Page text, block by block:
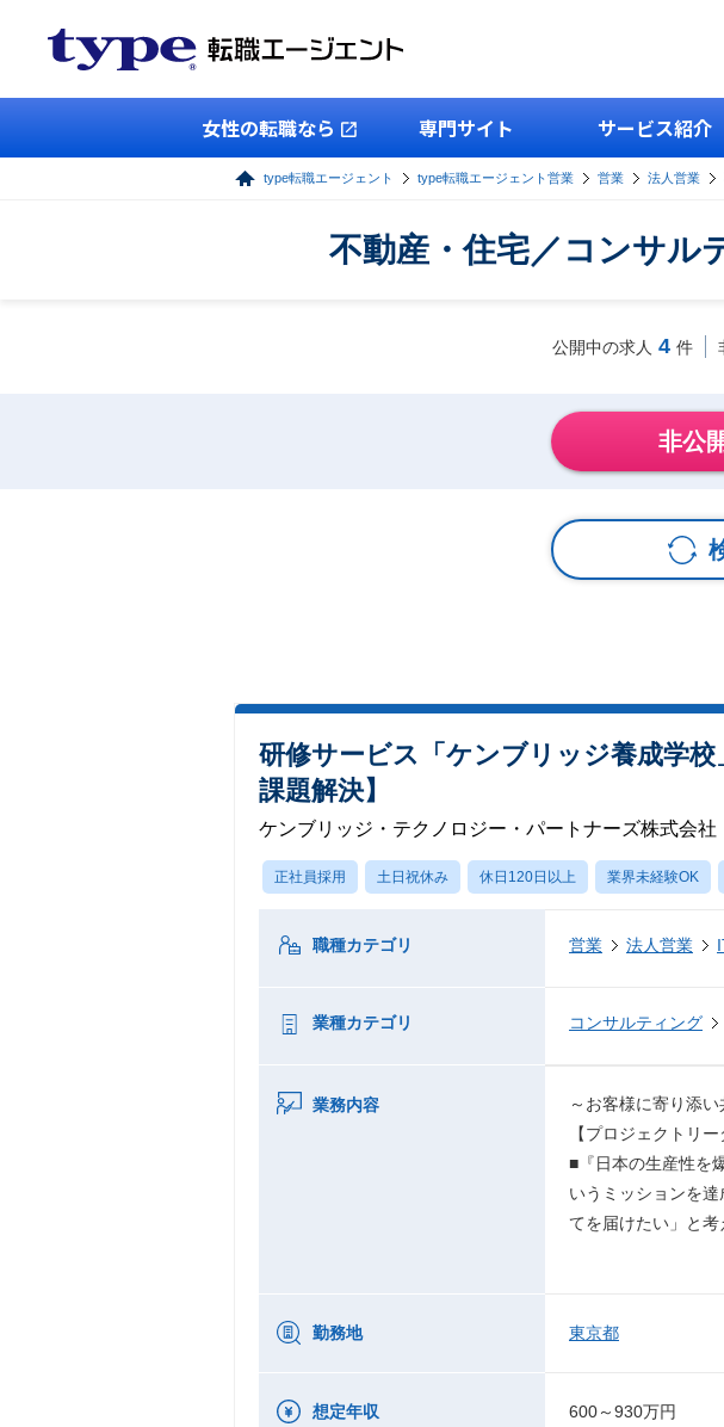
女性の転職なら 専門サイト サービス紹介
type転職エージェント type転職エージェント営業 営業 法人営業
不動産・住宅／コンサル
公開中の求人 4 件
非公
研修サービス「ケンブリッジ養成学
課題解決】
ケンブリッジ・テクノロジー・パートナーズ株式会社
正社員採用 土日祝休み 休日120日以上 業界未経験OK
職種カテゴリ 営業 法人営業
業種カテゴリ コンサルティング
業務内容
～お客様に寄り添
【プロジェクトリ
■『日本の生産性を
いうミッションを
てを届けたい」と
勤務地 東京都
想定年収 600～930万円